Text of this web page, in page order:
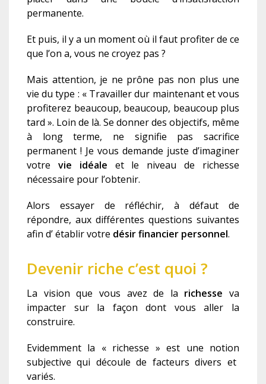
permanente.
Et puis, il y a un moment où il faut profiter de ce
que l’on a, vous ne croyez pas ?
Mais attention, je ne prône pas non plus une
vie du type : « Travailler dur maintenant et vous
profiterez beaucoup, beaucoup, beaucoup plus
tard ». Loin de là. Se donner des objectifs, même
à long terme, ne signifie pas sacrifice
permanent ! Je vous demande juste d’imaginer
votre vie idéale et le niveau de richesse
nécessaire pour l’obtenir.
Alors essayer de réfléchir, à défaut de
répondre, aux différentes questions suivantes
afin d’ établir votre désir financier personnel.
Devenir riche c’est quoi ?
La vision que vous avez de la richesse va
impacter sur la façon dont vous aller la
construire.
Evidemment la « richesse »est une notion
subjective qui découle de facteurs divers et
variés.